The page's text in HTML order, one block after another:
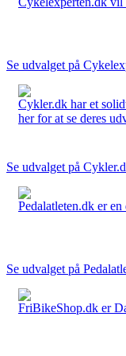
Se udvalget på
Cykler.dk har et
her for at se deres
Se udvalget på
Pedalatleten.dk er
Se udvalget på
FriBikeShop.dk er